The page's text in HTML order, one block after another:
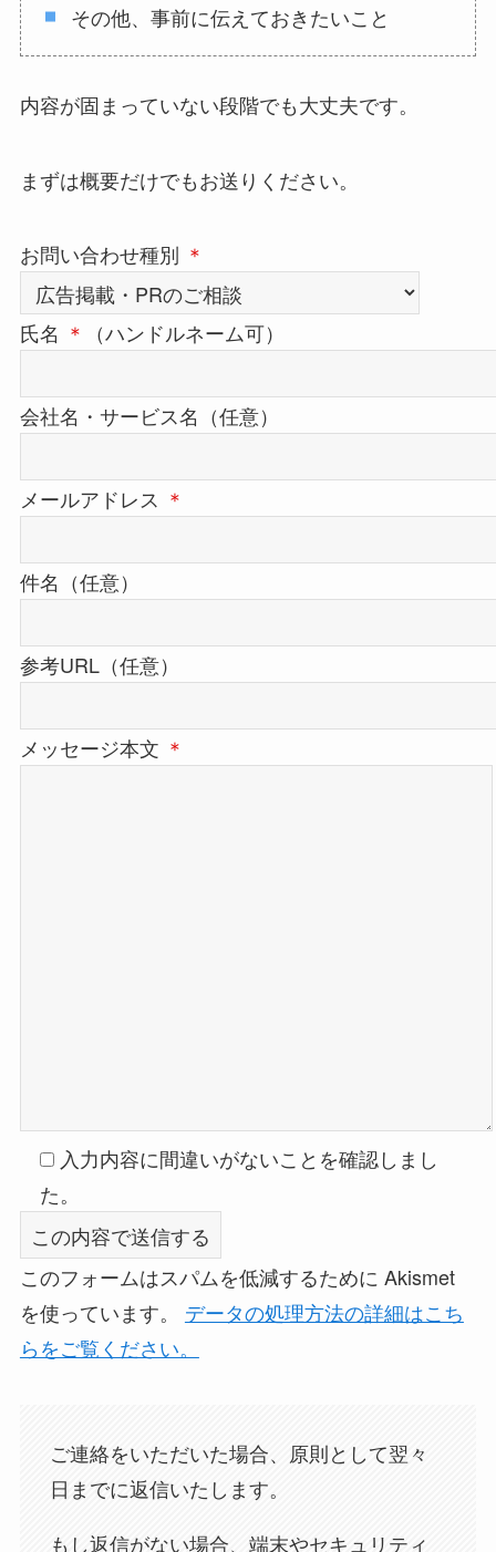
その他、事前に伝えておきたいこと
内容が固まっていない段階でも大丈夫です。
まずは概要だけでもお送りください。
お問い合わせ種別 ＊
氏名 ＊ （ハンドルネーム可）
会社名・サービス名（任意）
メールアドレス ＊
件名（任意）
参考URL（任意）
メッセージ本文 ＊
入力内容に間違いがないことを確認しまし
た。
このフォームはスパムを低減するために Akismet
を使っています。 データの処理方法の詳細はこち
らをご覧ください。
ご連絡をいただいた場合、原則として翌々
日までに返信いたします。
もし返信がない場合、端末やセキュリティ